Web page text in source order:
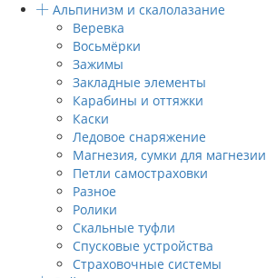
Альпинизм и скалолазание
Веревка
Восьмёрки
Зажимы
Закладные элементы
Карабины и оттяжки
Каски
Ледовое снаряжение
Магнезия, сумки для магнезии
Петли самостраховки
Разное
Ролики
Скальные туфли
Спусковые устройства
Страховочные системы